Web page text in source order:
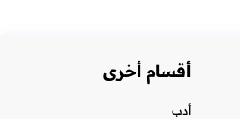
أقسام أخرى
أدب